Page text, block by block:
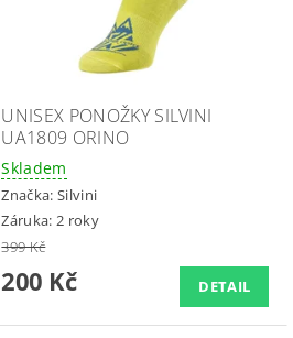
UNISEX PONOŽKY SILVINI
UA1809 ORINO
Skladem
Značka: Silvini
Záruka: 2 roky
399 Kč
200 Kč DETAIL